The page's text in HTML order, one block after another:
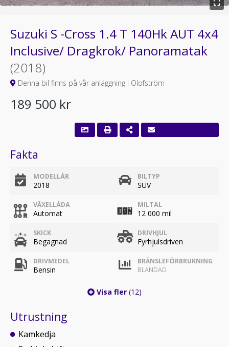
Suzuki S -Cross 1.4 T 140Hk AUT 4x4
Inclusive/ Dragkrok/ Panoramatak
(2018)
Denna bil finns på vår anläggning i Olofström
189 500 kr
Fakta
MODELLÅR
2018
BILTYP
SUV
VÄXELLÅDA
Automat
MILTAL
12 000 mil
SKICK
Begagnad
DRIVHJUL
Fyrhjulsdriven
DRIVMEDEL
Bensin
BRÄNSLEFÖRBRUKNING
BLANDAD
Visa fler (12)
Utrustning
Kamkedja